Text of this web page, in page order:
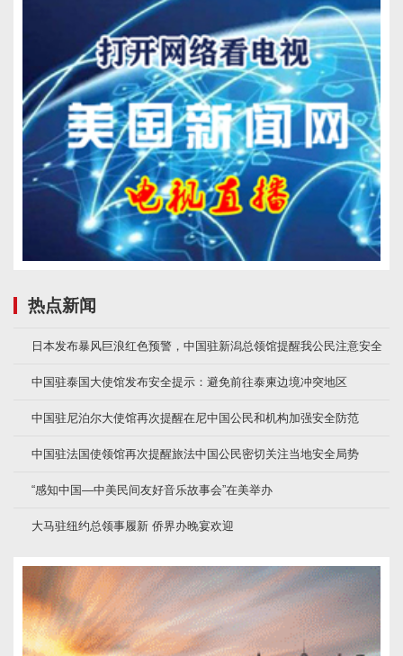
热点新闻
日本发布暴风巨浪红色预警，中国驻新潟总领馆提醒我公民注意安全
中国驻泰国大使馆发布安全提示：避免前往泰柬边境冲突地区
中国驻尼泊尔大使馆再次提醒在尼中国公民和机构加强安全防范
中国驻法国使领馆再次提醒旅法中国公民密切关注当地安全局势
“感知中国—中美民间友好音乐故事会”在美举办
大马驻纽约总领事履新 侨界办晚宴欢迎